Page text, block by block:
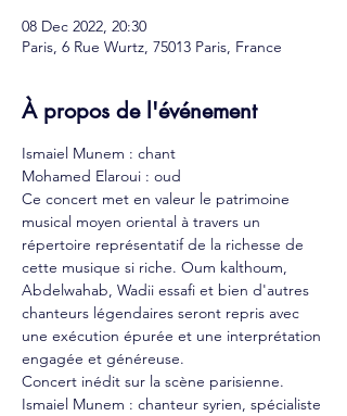
08 Dec 2022, 20:30
Paris, 6 Rue Wurtz, 75013 Paris, France
À propos de l'événement
Ismaiel Munem : chant
Mohamed Elaroui : oud
Ce concert met en valeur le patrimoine
musical moyen oriental à travers un
répertoire représentatif de la richesse de
cette musique si riche. Oum kalthoum,
Abdelwahab, Wadii essafi et bien d'autres
chanteurs légendaires seront repris avec
une exécution épurée et une interprétation
engagée et généreuse.
Concert inédit sur la scène parisienne.
Ismaiel Munem : chanteur syrien, spécialiste